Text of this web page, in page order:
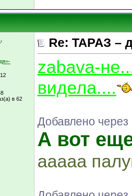
в 62
Re: ТАРАЗ –
zabava-
видела....
Добавлено
А вот
ааааа